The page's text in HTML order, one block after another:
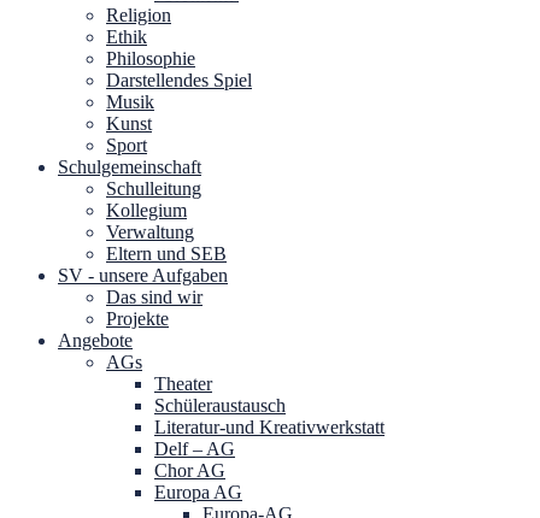
Religion
Ethik
Philosophie
Darstellendes Spiel
Musik
Kunst
Sport
Schulgemeinschaft
Schulleitung
Kollegium
Verwaltung
Eltern und SEB
SV - unsere Aufgaben
Das sind wir
Projekte
Angebote
AGs
Theater
Schüleraustausch
Literatur-und Kreativwerkstatt
Delf – AG
Chor AG
Europa AG
Europa-AG